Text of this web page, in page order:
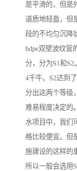
是平滑的，但是
道质地轻盈，但
段的不均匀沉降
hdpe双壁波纹管
分，分为S1和
4千牛。S2达到
分出这两个等级
难易程度决定的
水项目中，我们
格比较便宜。但
施建设的这样的
所以一般会选用